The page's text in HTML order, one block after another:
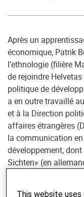
Après un
économique, Patrik
l’ethnologie (filière
de rejoindre
politique de
a en outre travaillé
et à la Direction
affaires étrangères
la communication
développement,
Sichten» (en
This website